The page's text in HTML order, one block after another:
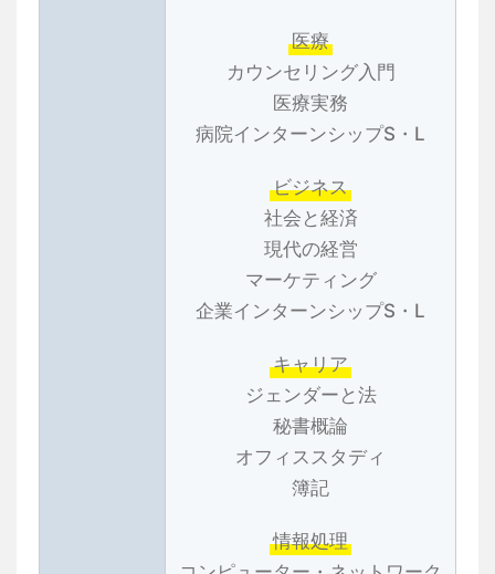
医療
カウンセリング入門
医療実務
病院インターンシップS・L
ビジネス
社会と経済
現代の経営
マーケティング
企業インターンシップS・L
キャリア
ジェンダーと法
秘書概論
オフィススタディ
簿記
情報処理